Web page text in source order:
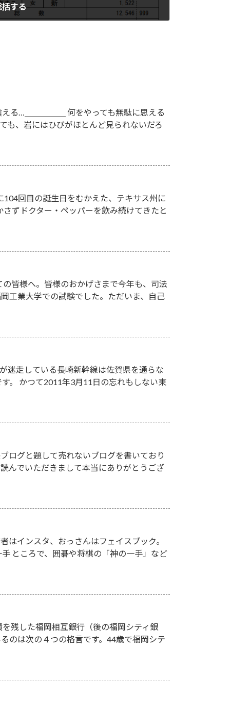
する
る…＿＿＿＿＿ 何をやっても無駄に思える
も、岩にはひびがほとんど見られないだろ
回目の誕生日をむかえた、テキサス州に
ずドクター・ペッパーを飲み続けてきたと
皆様へ。皆様のおかげさまで今年も、司法
工業大学での試験でした。ただいま、自己
迷走している長崎新幹線は佐賀県を通らな
。 かつて2011年3月11日の忘れもしない東
ログと題して売れないブログを書いており
んでいただきまして本当にありがとうござ
はインスタ、おっさんはフェイスブック。
ところで、囲碁や将棋の「神の一手」など
残した福岡相互銀行（後の福岡シティ銀
のは次の４つの格言です。44歳で福岡シテ